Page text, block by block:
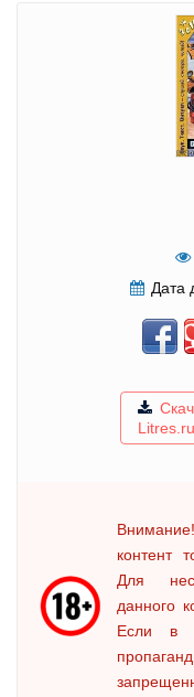
Дата
Litres.ru
контент
Для
данного
Если в